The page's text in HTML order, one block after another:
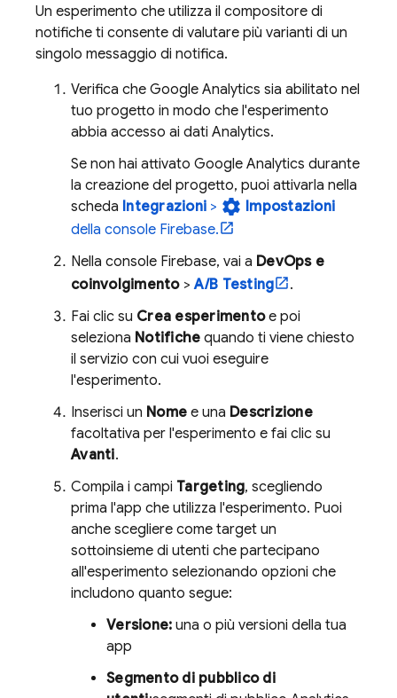
Un esperimento che utilizza il compositore di
notifiche ti consente di valutare più varianti di un
singolo messaggio di notifica.
Verifica che Google Analytics sia abilitato nel
tuo progetto in modo che l'esperimento
abbia accesso ai dati Analytics.
Se non hai attivato Google Analytics durante
la creazione del progetto, puoi attivarla nella
scheda Integrazioni > settings Impostazioni
della console Firebase.
Nella console Firebase, vai a DevOps e
coinvolgimento>A/B Testing
.
Fai clic su Crea esperimentoe poi
seleziona Notifiche quando ti viene chiesto
il servizio con cui vuoi eseguire
l'esperimento.
Inserisci un Nome e una Descrizione
facoltativa per l'esperimento e fai clic su
Avanti.
Compila i campi Targeting, scegliendo
prima l'app che utilizza l'esperimento. Puoi
anche scegliere come target un
sottoinsieme di utenti che partecipano
all'esperimento selezionando opzioni che
includono quanto segue:
Versione: una o più versioni della tua
app
Segmento di pubblico di